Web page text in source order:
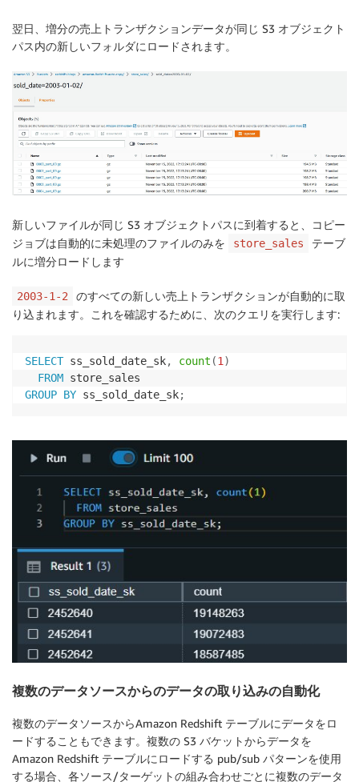
翌日、増分の売上トランザクションデータが同じ S3 オブジェクト
パス内の新しいフォルダにロードされます。
新しいファイルが同じ S3 オブジェクトパスに到着すると、コピー
ジョブは自動的に未処理のファイルのみを
store_sales
テーブ
ルに増分ロードします
2003-1-2
のすべての新しい売上トランザクションが自動的に取
り込まれます。これを確認するために、次のクエリを実行します:
SELECT ss_sold_date_sk, count (1)
FROM
GROUP BY ss_sold_date_sk;
複数のデータソースからのデータの取り込みの自動化
複数のデータソースからAmazon Redshift テーブルにデータをロ
ードすることもできます。複数の S3 バケットからデータを
Amazon Redshift テーブルにロードする pub/sub パターンを使用
する場合、各ソース/ターゲットの組み合わせごとに複数のデータ